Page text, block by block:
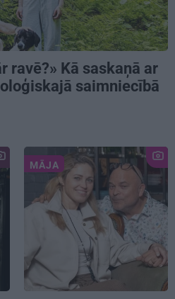
ravē?» Kā saskaņā ar
saimniecībā
MĀJA